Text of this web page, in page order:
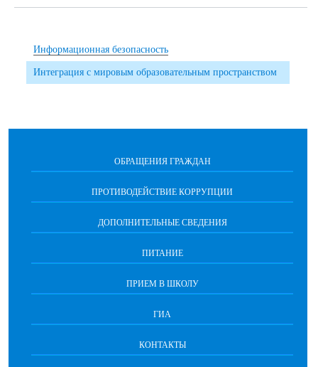
Информационная безопасность
Интеграция с мировым образовательным пространством
ОБРАЩЕНИЯ ГРАЖДАН
ПРОТИВОДЕЙСТВИЕ КОРРУПЦИИ
ДОПОЛНИТЕЛЬНЫЕ СВЕДЕНИЯ
ПИТАНИЕ
ПРИЕМ В ШКОЛУ
ГИА
КОНТАКТЫ